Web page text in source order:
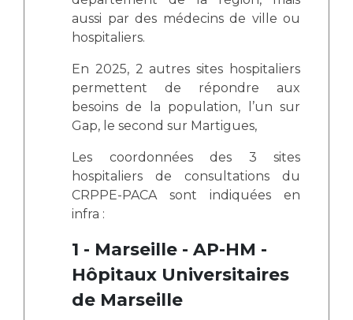
Maladies rares
Maternité Hôpital Nord
La Commission Des Usagers (CDU)
Les Comités Locaux des Usagers
Qualité
Presse / Multimédia
Communiqués de presse
Dossiers de presse
Médiathèque
Fournisseurs
Rôles et missions
Documents utiles
aussi par des médecins de ville ou
hospitaliers.
En 2025, 2 autres sites hospitaliers
permettent de répondre aux
besoins de la population, l’un sur
Gap, le second sur Martigues,
Les coordonnées des 3 sites
hospitaliers de consultations du
CRPPE-PACA sont indiquées en
infra :
1 - Marseille - AP-HM -
Hôpitaux Universitaires
de Marseille